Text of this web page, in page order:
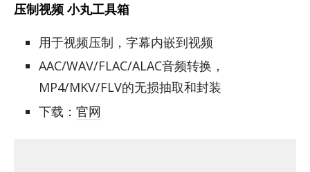
压制视频 小丸工具箱
用于视频压制，字幕内嵌到视频
AAC/WAV/FLAC/ALAC音频转换，
MP4/MKV/FLV的无损抽取和封装
下载： 官网